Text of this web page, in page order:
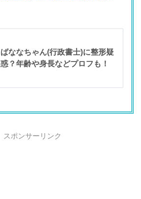
ばななちゃん(行政書士)に整形疑
惑？年齢や身長などプロフも！
スポンサーリンク